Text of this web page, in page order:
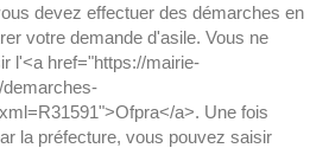
devez effectuer des démarches en
votre demande d'asile. Vous ne
l'<a href="https://mairie-
demarches-
a>. Une fois
la préfecture, vous pouvez saisir